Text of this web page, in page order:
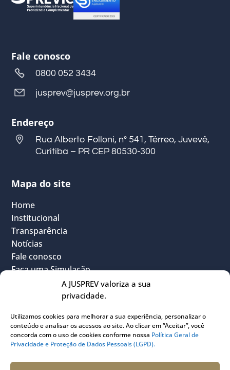
A JUSPREV valoriza a sua
privacidade.
Utilizamos cookies para melhorar a sua experiência, personalizar o
conteúdo e analisar os acessos ao site. Ao clicar em “Aceitar”, você
concorda com o uso de cookies conforme nossa Política Geral de
Privacidade e Proteção de Dados Pessoais (LGPD).
Fale conosco
0800 052 3434
jusprev@jusprev.org.br
Endereço
Rua Alberto Folloni, nº 541, Térreo, Juvevê,
Curitiba – PR CEP 80530-300
Mapa do site
Home
Institucional
Transparência
Notícias
Fale conosco
Faça uma Simulação
Sou Participante
Sou Instituidora
Conheça o PLANJUS
Quem pode participar